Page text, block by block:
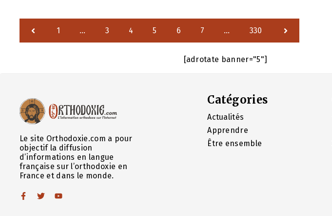
1 … 3 4 5 6 7 … 330
[adrotate banner="5"]
Le site Orthodoxie.com a pour
objectif la diffusion
d’informations en langue
française sur l’orthodoxie en
France et dans le monde.
Catégories
Actualités
Apprendre
Être ensemble